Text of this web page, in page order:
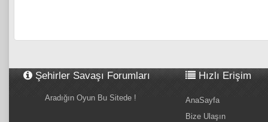
Şehirler Savaşı Forumları
Aradığın Oyun Bu Sitede !
Hızlı Erişim
AnaSayfa
Bize Ulaşın